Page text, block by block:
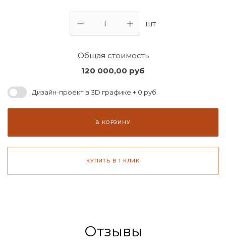
шт
Общая стоимость
120 000,00 руб
Дизайн-проект в 3D графике + 0 руб.
В КОРЗИНУ
КУПИТЬ В 1 КЛИК
Отзывы